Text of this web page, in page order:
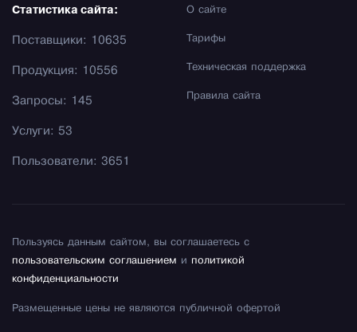
О сайте
Тарифы
Техническая поддержка
Правила сайта
Статистика сайта:
Поставщики: 10635
Продукция: 10556
Запросы: 145
Услуги: 53
Пользователи: 3651
Пользуясь данным сайтом, вы соглашаетесь с
пользовательским соглашением и политикой
конфиденциальности
Размещенные цены не являются публичной офертой